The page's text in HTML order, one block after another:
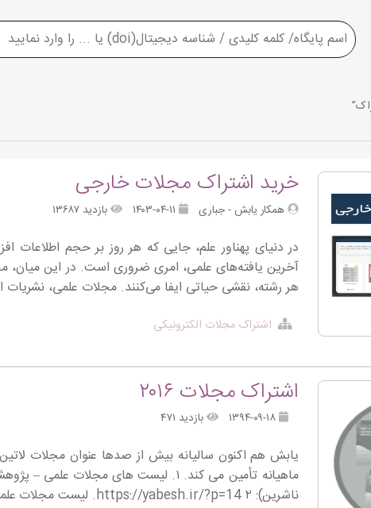
خرید اشتراک مجلات خارجی
همکار یابش - جباری بازدید ۱۳۶۸۷
در دنیای پهناور علم، جایی که هر روز بر حجم اطلاعات
آخرین یافته‌های علمی، امری ضروری است. در این
هر رشته، نقشی حیاتی ایفا می‌کنند. مجلات علمی،
اشتراک مجلات الکترونیکی
اشتراک مجلات ۲۰۱۶
۱۳۹۴-۰۹-۱۸ بازدید ۴۷۱
یابش هم اکنون سالیانه بیش از صدها عنوان مجلات
ناشرین): https://yabesh.ir/?p=14 ۲. لیست مجلات علمی-تجاری در این آدرس قرار […]